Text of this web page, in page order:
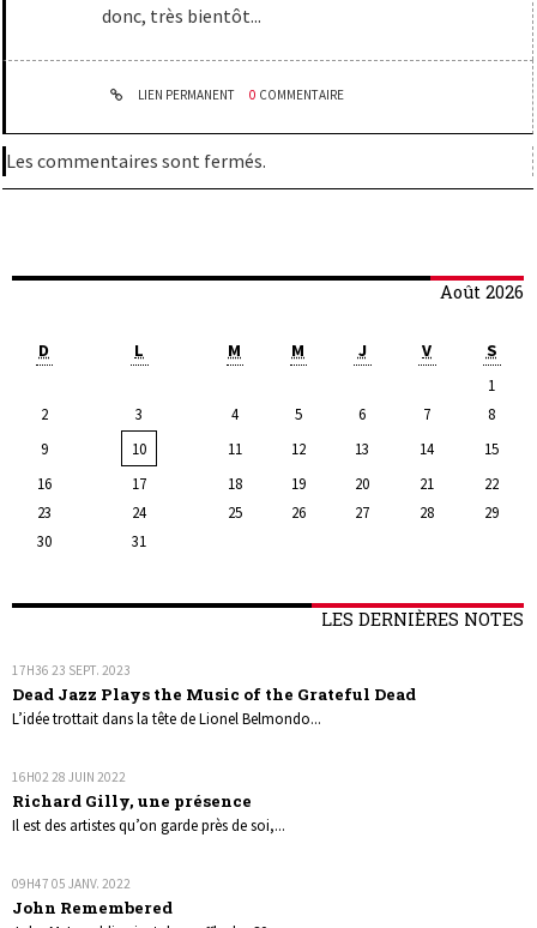
Août 2026
D L M M J V S
1
2
3 4 5 6 7
8
9
10 11 12 13 14
15
16
17 18 19 20 21
22
23
24 25 26 27 28
29
30
31
LES DERNIÈRES NOTES
17H36 23 SEPT. 2023
Dead Jazz Plays the Music of the Grateful Dead
L’idée trottait dans la tête de Lionel Belmondo...
16H02 28 JUIN 2022
Richard Gilly, une présence
Il est des artistes qu’on garde près de soi,...
09H47 05 JANV. 2022
John Remembered
donc, très bientôt...
LIEN PERMANENT 0 COMMENTAIRE
Les commentaires sont fermés.